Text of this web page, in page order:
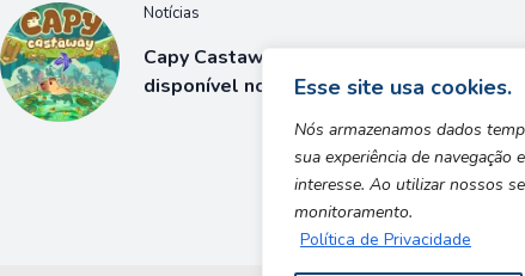
Esse site usa cookies.
Nós armazenamos dados
sua experiência de navegação
interesse. Ao utilizar nossos
monitoramento.
Política de Privacidade
Notícias
Capy Castaway já está
disponível no Steam